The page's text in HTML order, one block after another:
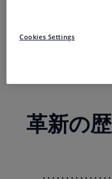
ージメント、リテ
ンに対抗できるよう
当社のワールドクラ
行動を喚起する魅
て、オープンウェ
革新の
Cookies Settings